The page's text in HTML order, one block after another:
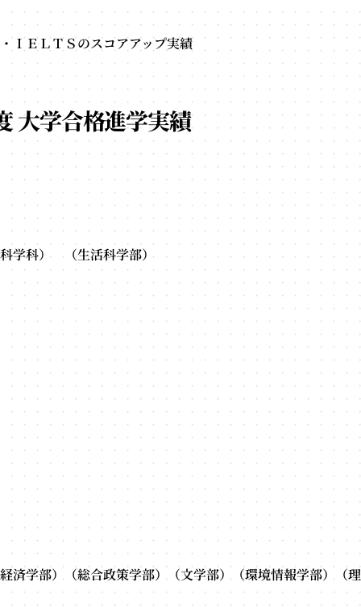
ＩＥＬＴＳのスコアアップ実績
大学合格進学実績
学科） （生活科学部）
済学部）（総合政策学部）（文学部）（環境情報学部）（